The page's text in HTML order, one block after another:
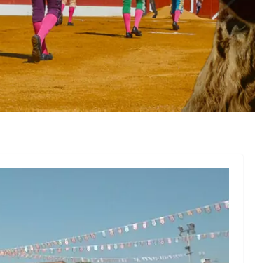
ACTUALITÉS TAURINES PHOTOS TAURINES 2026